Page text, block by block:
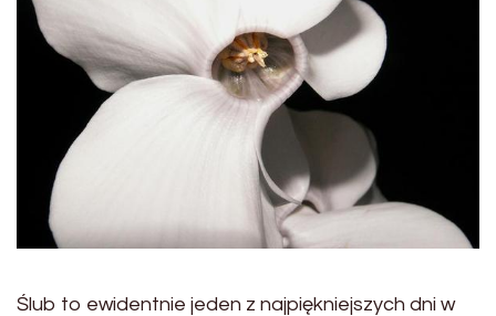
Ślub to ewidentnie jeden z najpiękniejszych dni w